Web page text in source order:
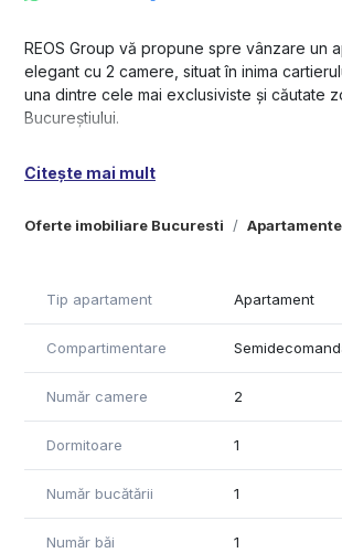
Oferte imobiliare Bucuresti
REOS Group vă propune spre vânzare un
elegant cu 2 camere, situat în inima
una dintre cele mai exclusiviste și căutate
Bucureștiului.
oferind acces facil către mijloace de
zone verzi – ideal pentru un stil de viață
Detalii apartament:
-Compartimentare: semidecomandat
Dotări și beneficii:
-Aer condiționat
-Centrală proprie a blocului
-Se vinde complet mobilat modern – gata
-Încadrat la Urgență 3 – se poate
probleme
Citește mai mult
Tip apartament Apartament
Compartimentare
Număr camere 2
Dormitoare 1
Număr bucătării 1
Număr băi 1